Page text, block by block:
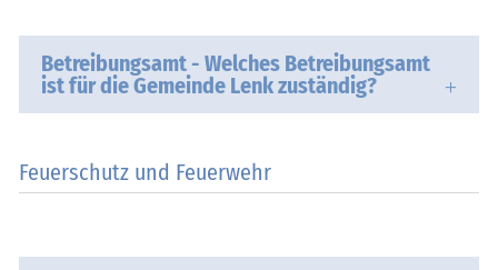
Betreibungsamt - Welches Betreibungsamt
ist für die Gemeinde Lenk zuständig?
Feuerschutz und Feuerwehr